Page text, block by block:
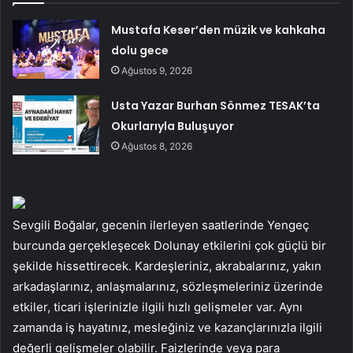
Mustafa Keser’den müzik ve kahkaha
dolu gece
Ağustos 9, 2026
Usta Yazar Burhan Sönmez TESAK’ta
Okurlarıyla Buluşuyor
Ağustos 8, 2026
Sevgili Boğalar, gecenin ilerleyen saatlerinde Yengeç
burcunda gerçekleşecek Dolunay etkilerini çok güçlü bir
şekilde hissettirecek. Kardeşleriniz, akrabalarınız, yakın
arkadaşlarınız, anlaşmalarınız, sözleşmeleriniz üzerinde
etkiler, ticari işlerinizle ilgili hızlı gelişmeler var. Aynı
zamanda iş hayatınız, mesleğiniz ve kazançlarınızla ilgili
değerli gelişmeler olabilir. Faizlerinde veya para